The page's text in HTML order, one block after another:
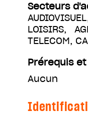
Secteurs
LOISIRS,
TELECOM,
Prérequis
Aucun